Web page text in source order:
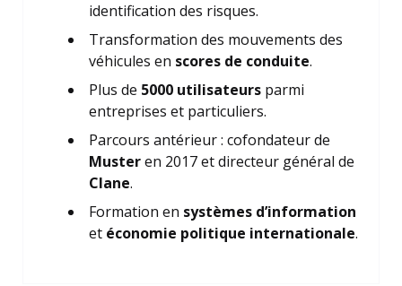
identification des risques.
Transformation des mouvements des
véhicules en scores de conduite.
Plus de 5000 utilisateurs parmi
entreprises et particuliers.
Parcours antérieur : cofondateur de
Musteren 2017 et directeur général de
Clane.
Formation en systèmes d’information
et économie politique internationale.